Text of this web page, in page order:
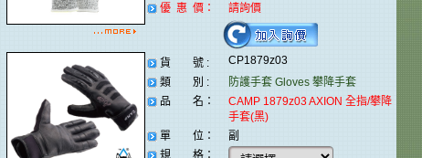
優 惠 價：
請詢價
貨 號 :
CP1879z03
類 別 :
防護手套 Gloves 攀降手套
品 名：
CAMP 1879z03 AXION 全指/攀降
手套(黑)
單 位：
副
規 格：